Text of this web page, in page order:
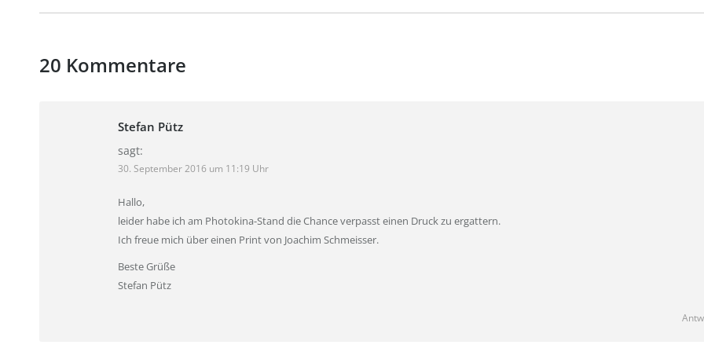
20 Kommentare
Stefan Pütz
sagt:
30. September 2016 um 11:19 Uhr
Hallo,
leider habe ich am Photokina-Stand die Chance verpasst einen Druck zu ergattern.
Ich freue mich über einen Print von Joachim Schmeisser.
Beste Grüße
Stefan Pütz